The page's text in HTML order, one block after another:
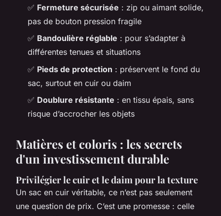
✅ Fermeture sécurisée : zip ou aimant solide,
pas de bouton pression fragile
✅ Bandoulière réglable : pour s’adapter à
différentes tenues et situations
✅ Pieds de protection : préservent le fond du
sac, surtout en cuir ou daim
✅ Doublure résistante : en tissu épais, sans
risque d’accrocher les objets
Matières et coloris : les secrets
d'un investissement durable
Privilégier le cuir et le daim pour la texture
Un sac en cuir véritable, ce n’est pas seulement
une question de prix. C’est une promesse : celle